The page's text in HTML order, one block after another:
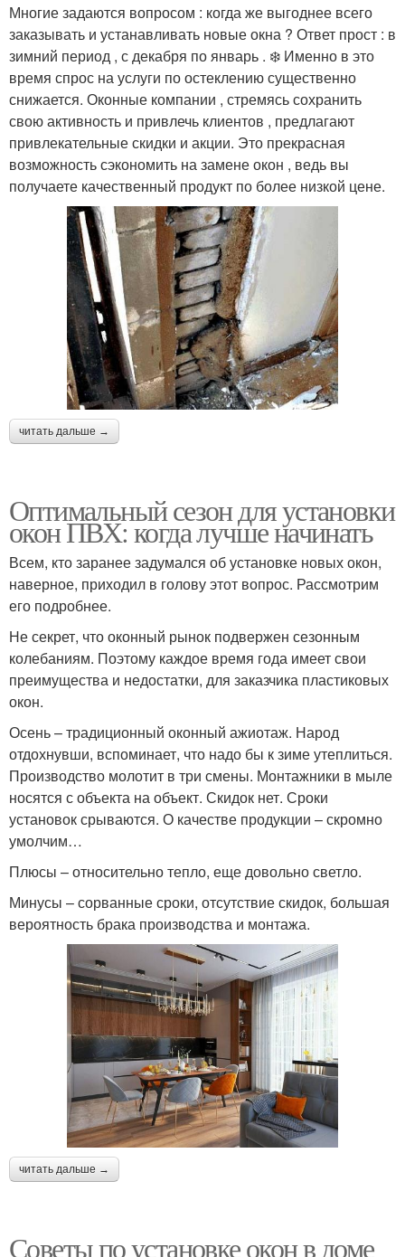
Многие задаются вопросом : когда же выгоднее всего
заказывать и устанавливать новые окна ? Ответ прост : в
зимний период , с декабря по январь . ❄️ Именно в это
время спрос на услуги по остеклению существенно
снижается. Оконные компании , стремясь сохранить
свою активность и привлечь клиентов , предлагают
привлекательные скидки и акции. Это прекрасная
возможность сэкономить на замене окон , ведь вы
получаете качественный продукт по более низкой цене.
читать дальше →
Оптимальный сезон для установки
окон ПВХ: когда лучше начинать
Всем, кто заранее задумался об установке новых окон,
наверное, приходил в голову этот вопрос. Рассмотрим
его подробнее.
Не секрет, что оконный рынок подвержен сезонным
колебаниям. Поэтому каждое время года имеет свои
преимущества и недостатки, для заказчика пластиковых
окон.
Осень – традиционный оконный ажиотаж. Народ
отдохнувши, вспоминает, что надо бы к зиме утеплиться.
Производство молотит в три смены. Монтажники в мыле
носятся с объекта на объект. Скидок нет. Сроки
установок срываются. О качестве продукции – скромно
умолчим…
Плюсы – относительно тепло, еще довольно светло.
Минусы – сорванные сроки, отсутствие скидок, большая
вероятность брака производства и монтажа.
читать дальше →
Советы по установке окон в доме